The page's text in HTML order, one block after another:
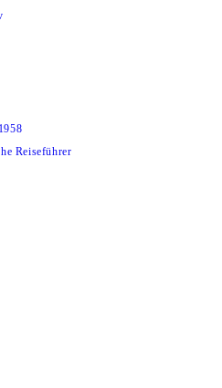
Reiseführer